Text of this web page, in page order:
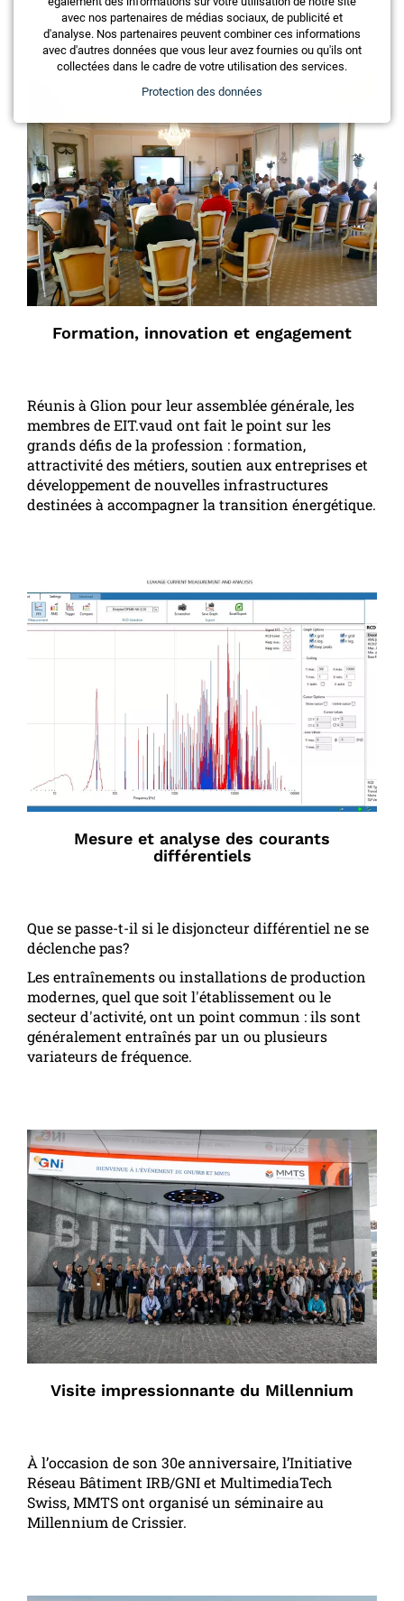
Formation, innovation et engagement
Réunis à Glion pour leur assemblée générale, les
membres de EIT.vaud ont fait le point sur les
grands défis de la profession : formation,
attractivité des métiers, soutien aux entreprises et
développement de nouvelles infrastructures
destinées à accompagner la transition énergétique.
Mesure et analyse des courants
différentiels
Que se passe-t-il si le disjoncteur différentiel ne se
déclenche pas?
Les entraînements ou installations de production
modernes, quel que soit l'établissement ou le
secteur d'activité, ont un point commun : ils sont
généralement entraînés par un ou plusieurs
variateurs de fréquence.
Visite impressionnante du Millennium
À l’occasion de son 30e anniversaire, l’Initiative
Réseau Bâtiment IRB/GNI et MultimediaTech
Swiss, MMTS ont organisé un séminaire au
Millennium de Crissier.
avec nos partenaires de médias sociaux, de publicité et
d'analyse. Nos partenaires peuvent combiner ces informations
avec d'autres données que vous leur avez fournies ou qu'ils ont
collectées dans le cadre de votre utilisation des services.
Protection des données